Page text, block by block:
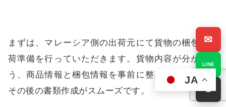
まずは、マレーシア側の出荷元にて貨物の梱包と出
荷準備を行っていただきます。貨物内容が分かるよ
う、商品情報と梱包情報を事前に整理しておくと、
その後の書類作成がスムーズです。
JA
✉
LINE
▲